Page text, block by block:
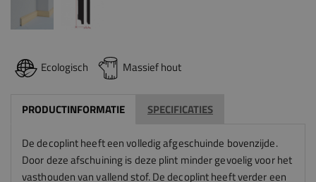
Ecologisch Massief hout
PRODUCTINFORMATIE SPECIFICATIES
De decoplint heeft een volledig afgeschuinde bovenzijde.
Door deze afschuining is deze plint minder gevoelig voor het
vasthouden van vallend stof. De decoplint heeft verder een